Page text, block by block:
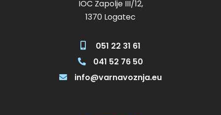
IOC Zapolje III/12,
1370 Logatec
051 22 31 61
041 52 76 50
info@varnavoznja.eu